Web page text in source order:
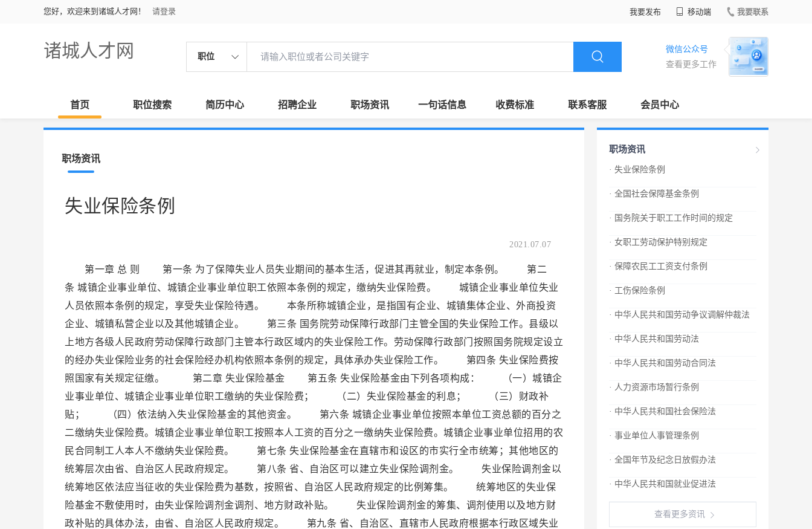
您好，欢迎来到诸城人才网！ 请登录 我要发布 移动端 我要联系
诸城人才网 职位
微信公众号
查看更多工作
首页 职位搜索 简历中心 招聘企业 职场资讯 一句话信息 收费标准 联系客服 会员中心
职场资讯
失业保险条例
2021.07.07
第一章 总 则 第一条 为了保障失业人员失业期间的基本生活，促进其再就业，制定本条例。 第二
条 城镇企业事业单位、城镇企业事业单位职工依照本条例的规定，缴纳失业保险费。 城镇企业事业单位失业
人员依照本条例的规定，享受失业保险待遇。 本条所称城镇企业，是指国有企业、城镇集体企业、外商投资
企业、城镇私营企业以及其他城镇企业。 第三条 国务院劳动保障行政部门主管全国的失业保险工作。县级以
上地方各级人民政府劳动保障行政部门主管本行政区域内的失业保险工作。劳动保障行政部门按照国务院规定设立
的经办失业保险业务的社会保险经办机构依照本条例的规定，具体承办失业保险工作。 第四条 失业保险费按
照国家有关规定征缴。 第二章 失业保险基金 第五条 失业保险基金由下列各项构成： （一）城镇企
业事业单位、城镇企业事业单位职工缴纳的失业保险费； （二）失业保险基金的利息； （三）财政补
贴； （四）依法纳入失业保险基金的其他资金。 第六条 城镇企业事业单位按照本单位工资总额的百分之
二缴纳失业保险费。城镇企业事业单位职工按照本人工资的百分之一缴纳失业保险费。城镇企业事业单位招用的农
民合同制工人本人不缴纳失业保险费。 第七条 失业保险基金在直辖市和设区的市实行全市统筹；其他地区的
统筹层次由省、自治区人民政府规定。 第八条 省、自治区可以建立失业保险调剂金。 失业保险调剂金以
统筹地区依法应当征收的失业保险费为基数，按照省、自治区人民政府规定的比例筹集。 统筹地区的失业保
险基金不敷使用时，由失业保险调剂金调剂、地方财政补贴。 失业保险调剂金的筹集、调剂使用以及地方财
政补贴的具体办法，由省、自治区人民政府规定。 第九条 省、自治区、直辖市人民政府根据本行政区域失业
职场资讯
· 失业保险条例
· 全国社会保障基金条例
· 国务院关于职工工作时间的规定
· 女职工劳动保护特别规定
· 保障农民工工资支付条例
· 工伤保险条例
· 中华人民共和国劳动争议调解仲裁法
· 中华人民共和国劳动法
· 中华人民共和国劳动合同法
· 人力资源市场暂行条例
· 中华人民共和国社会保险法
· 事业单位人事管理条例
· 全国年节及纪念日放假办法
· 中华人民共和国就业促进法
查看更多资讯